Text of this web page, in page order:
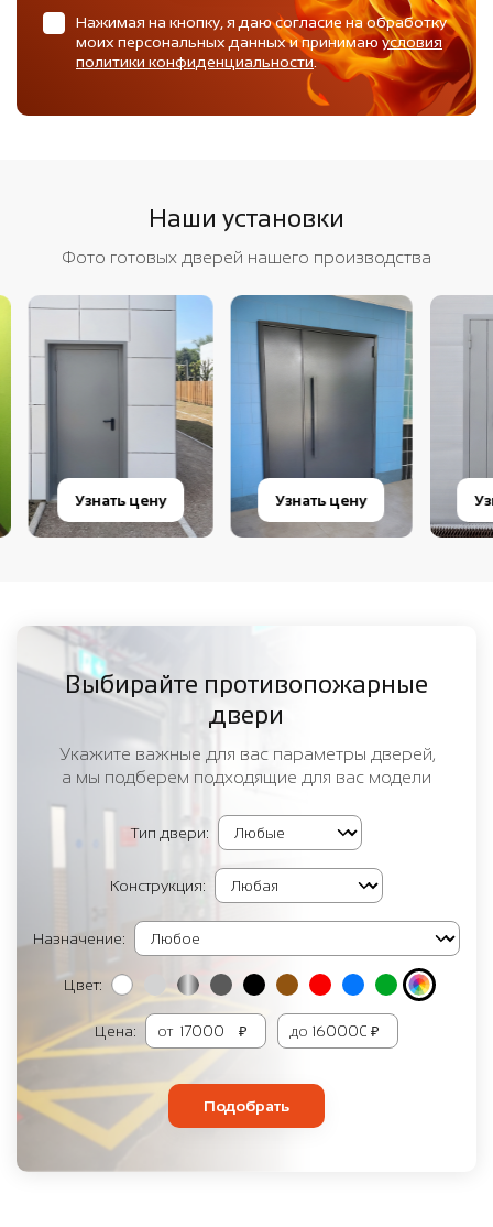
Нажимая на кнопку, я даю согласие на обработку
моих персональных данных и принимаюусловия
политики конфиденциальности.
Наши установки
Фото готовых дверей нашего производства
Узнать цену Узнать цену
Выбирайте противопожарные
двери
Укажите важные для вас параметры дверей,
а мы подберем подходящие для вас модели
Тип двери:
Конструкция:
Назначение:
Цвет:
Цена: от ₽ до ₽
Подобрать